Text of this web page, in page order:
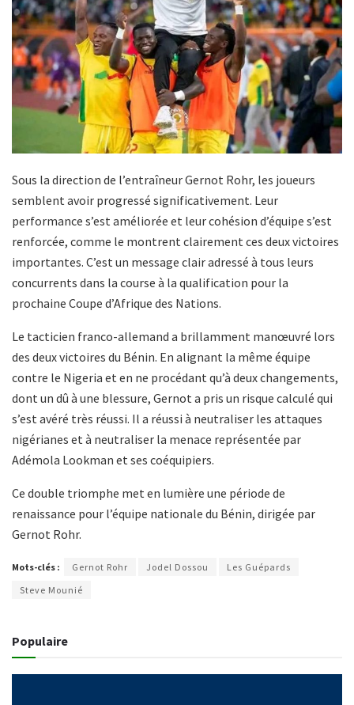
Sous la direction de l’entraîneur Gernot Rohr, les joueurs
semblent avoir progressé significativement. Leur
performance s’est améliorée et leur cohésion d’équipe s’est
renforcée, comme le montrent clairement ces deux victoires
importantes. C’est un message clair adressé à tous leurs
concurrents dans la course à la qualification pour la
prochaine Coupe d’Afrique des Nations.
Le tacticien franco-allemand a brillamment manœuvré lors
des deux victoires du Bénin. En alignant la même équipe
contre le Nigeria et en ne procédant qu’à deux changements,
dont un dû à une blessure, Gernot a pris un risque calculé qui
s’est avéré très réussi. Il a réussi à neutraliser les attaques
nigérianes et à neutraliser la menace représentée par
Adémola Lookman et ses coéquipiers.
Ce double triomphe met en lumière une période de
renaissance pour l’équipe nationale du Bénin, dirigée par
Gernot Rohr.
Mots-clés : Gernot Rohr Jodel Dossou
Les Guépards
Steve Mounié
Populaire